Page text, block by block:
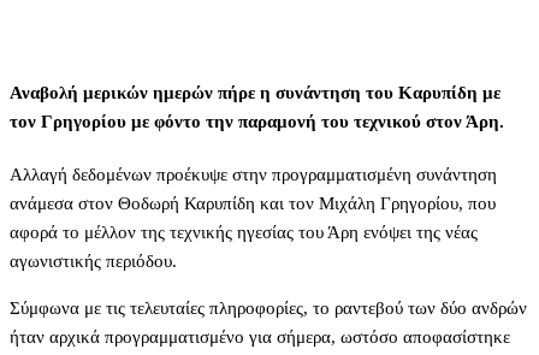
Αναβολή μερικών ημερών πήρε η συνάντηση του Καρυπίδη με
τον Γρηγορίου με φόντο την παραμονή του τεχνικού στον Άρη.
Αλλαγή δεδομένων προέκυψε στην προγραμματισμένη συνάντηση
ανάμεσα στον Θοδωρή Καρυπίδη και τον Μιχάλη Γρηγορίου, που
αφορά το μέλλον της τεχνικής ηγεσίας του Άρη ενόψει της νέας
αγωνιστικής περιόδου.
Σύμφωνα με τις τελευταίες πληροφορίες, το ραντεβού των δύο ανδρών
ήταν αρχικά προγραμματισμένο για σήμερα, ωστόσο αποφασίστηκε